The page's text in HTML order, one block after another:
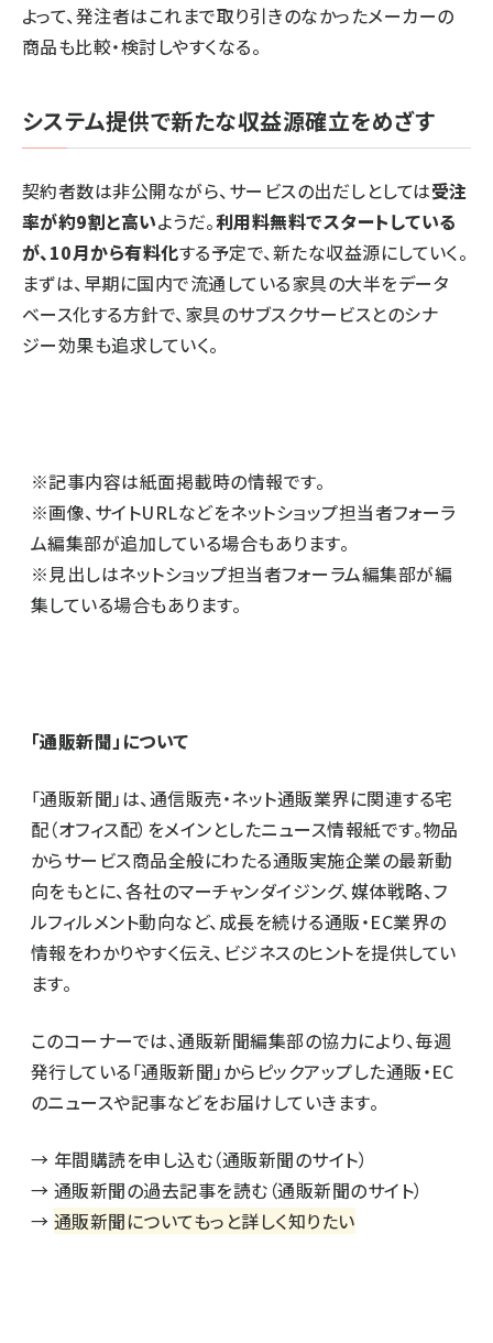
よって、発注者はこれまで取り引きのなかったメーカーの
商品も比較・検討しやすくなる。
システム提供で新たな収益源確立をめざす
契約者数は非公開ながら、サービスの出だしとしては受注
率が約9割と高いようだ。利用料無料でスタートしている
が、10月から有料化する予定で、新たな収益源にしていく。
まずは、早期に国内で流通している家具の大半をデータ
ベース化する方針で、家具のサブスクサービスとのシナ
ジー効果も追求していく。
※記事内容は紙面掲載時の情報です。
※画像、サイトURLなどをネットショップ担当者フォーラ
ム編集部が追加している場合もあります。
※見出しはネットショップ担当者フォーラム編集部が編
集している場合もあります。
「通販新聞」について
「通販新聞」は、通信販売・ネット通販業界に関連する宅
配（オフィス配）をメインとしたニュース情報紙です。物品
からサービス商品全般にわたる通販実施企業の最新動
向をもとに、各社のマーチャンダイジング、媒体戦略、フ
ルフィルメント動向など、成長を続ける通販・EC業界の
情報をわかりやすく伝え、ビジネスのヒントを提供してい
ます。
このコーナーでは、通販新聞編集部の協力により、毎週
発行している「通販新聞」からピックアップした通販・EC
のニュースや記事などをお届けしていきます。
→ 年間購読を申し込む（通販新聞のサイト）
→ 通販新聞の過去記事を読む（通販新聞のサイト）
→ 通販新聞についてもっと詳しく知りたい